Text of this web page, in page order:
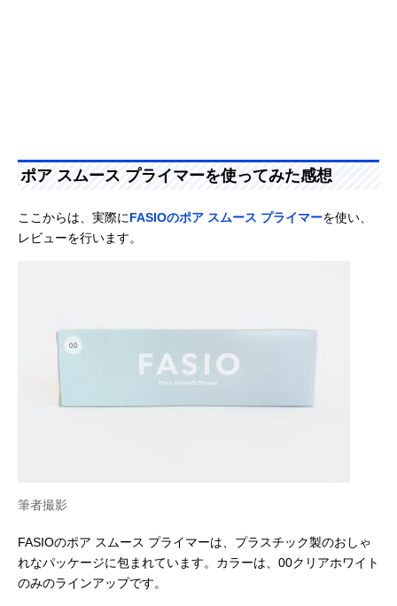
ポア スムース プライマーを使ってみた感想
ここからは、実際にFASIOのポア スムース プライマーを使い、
レビューを行います。
筆者撮影
FASIOのポア スムース プライマーは、プラスチック製のおしゃ
れなパッケージに包まれています。カラーは、00クリアホワイト
のみのラインアップです。